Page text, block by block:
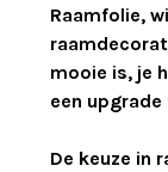
Raamfolie,
mooie is, je
een
De keuze in